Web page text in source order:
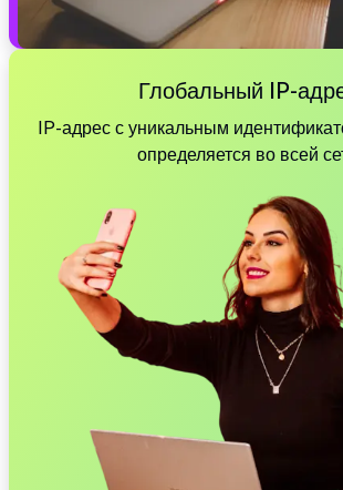
Глобальный IP-
IP-адрес с уникальным
определяется во всей